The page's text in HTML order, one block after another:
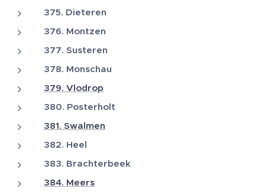
375. Dieteren
376. Montzen
377. Susteren
378. Monschau
379. Vlodrop
380. Posterholt
381. Swalmen
382. Heel
383. Brachterbeek
384. Meers